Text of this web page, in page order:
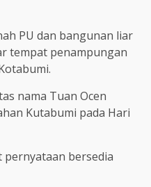
PU dan bangunan liar
tempat penampungan
nama Tuan Ocen
Kutabumi pada Hari
pernyataan bersedia